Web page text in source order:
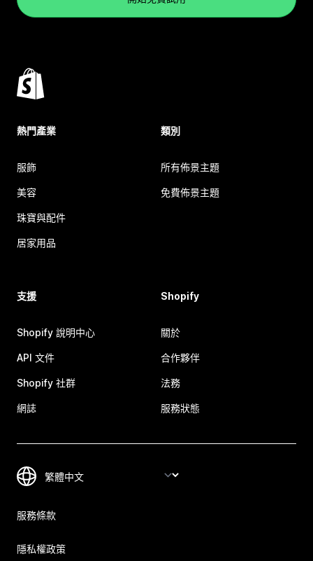
熱門產業
服飾
美容
珠寶與配件
居家用品
類別
所有佈景主題
免費佈景主題
支援
Shopify 說明中心
API 文件
Shopify 社群
網誌
Shopify
關於
合作夥伴
法務
服務狀態
服務條款
隱私權政策